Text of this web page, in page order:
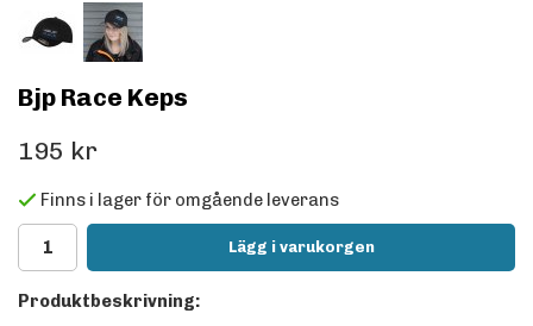
Bjp Race Keps
195 kr
Finns i lager för omgående leverans
Lägg i varukorgen
Produktbeskrivning: